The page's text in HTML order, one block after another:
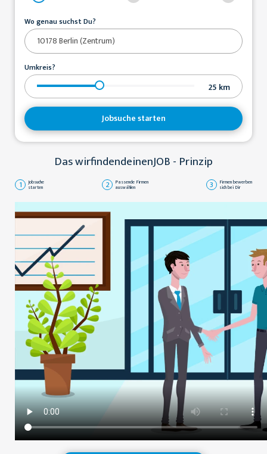
Wo genau suchst Du?
Umkreis?
25 km
Jobsuche starten
Das wirfindendeinenJOB - Prinzip
1 Jobsuche
starten 2 Passende Firmen
auswählen 3 Firmen bewerben
sich bei Dir